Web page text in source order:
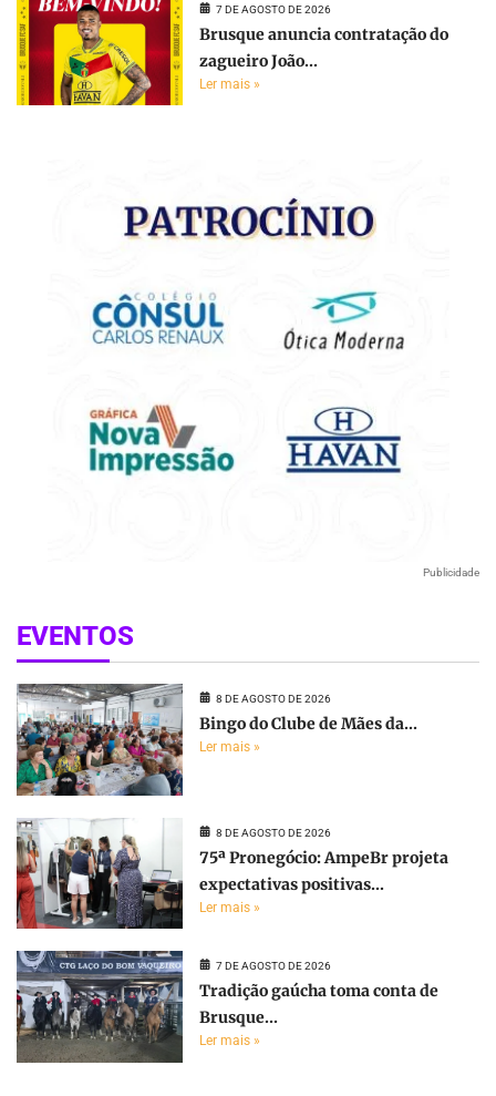
7 DE AGOSTO DE 2026
Brusque anuncia contratação do
zagueiro João...
Ler mais »
Publicidade
EVENTOS
8 DE AGOSTO DE 2026
Bingo do Clube de Mães da...
Ler mais »
8 DE AGOSTO DE 2026
75ª Pronegócio: AmpeBr projeta
expectativas positivas...
Ler mais »
7 DE AGOSTO DE 2026
Tradição gaúcha toma conta de
Brusque...
Ler mais »